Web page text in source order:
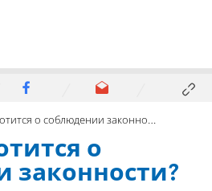
о соблюдении законности?
о
законности?